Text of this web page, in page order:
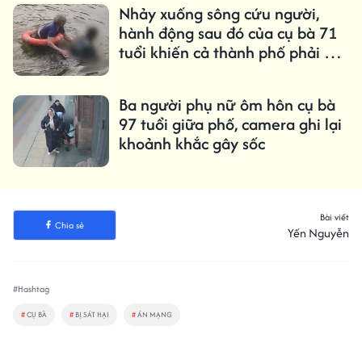
Nhảy xuống sông cứu người,
hành động sau đó của cụ bà 71
tuổi khiến cả thành phố phải đi
Ba người phụ nữ ôm hôn cụ bà
97 tuổi giữa phố, camera ghi lại
khoảnh khắc gây sốc
Chia sẻ
Bài viết
Yến Nguyễn
#Hashtag
#CỤ BÀ # BỊ SÁT HẠI #ÁN MẠNG